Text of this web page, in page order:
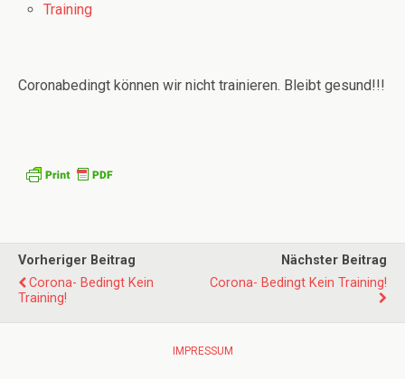
Training
Coronabedingt können wir nicht trainieren. Bleibt gesund!!!
Vorheriger Beitrag
Corona- Bedingt Kein
Training!
Nächster Beitrag
Corona- Bedingt Kein Training!
IMPRESSUM